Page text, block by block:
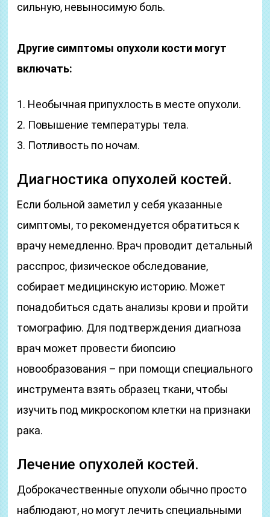
сильную, невыносимую боль.
Другие симптомы опухоли кости могут
включать:
1. Необычная припухлость в месте опухоли.
2. Повышение температуры тела.
3. Потливость по ночам.
Диагностика опухолей костей.
Если больной заметил у себя указанные
симптомы, то рекомендуется обратиться к
врачу немедленно. Врач проводит детальный
расспрос, физическое обследование,
собирает медицинскую историю. Может
понадобиться сдать анализы крови и пройти
томографию. Для подтверждения диагноза
врач может провести биопсию
новообразования – при помощи специального
инструмента взять образец ткани, чтобы
изучить под микроскопом клетки на признаки
рака.
Лечение опухолей костей.
Доброкачественные опухоли обычно просто
наблюдают, но могут лечить специальными